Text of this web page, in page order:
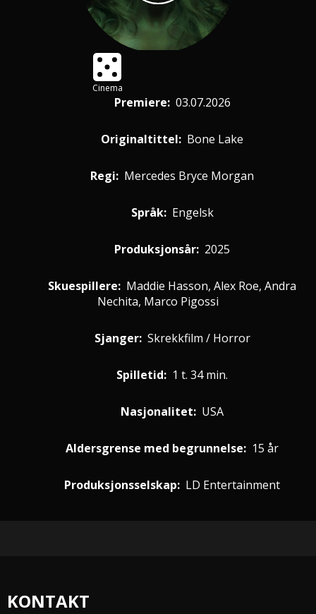
Cinema
Premiere: 03.07.2026
Originaltittel: Bone Lake
Regi: Mercedes Bryce Morgan
Språk: Engelsk
Produksjonsår: 2025
Skuespillere: Maddie Hasson, Alex Roe, Andra
Nechita, Marco Pigossi
Sjanger: Skrekkfilm / Horror
Spilletid: 1 t. 34 min.
Nasjonalitet: USA
Aldersgrense med begrunnelse: 15 år
Produksjonsselskap: LD Entertainment
KONTAKT